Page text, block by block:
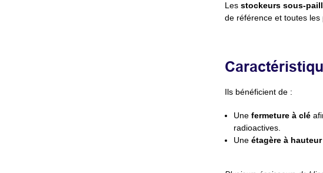
Les stockeurs sous-
de référence et toutes les
Ils bénéficient de :
Une fermeture à clé
radioactives.
Une étagère à